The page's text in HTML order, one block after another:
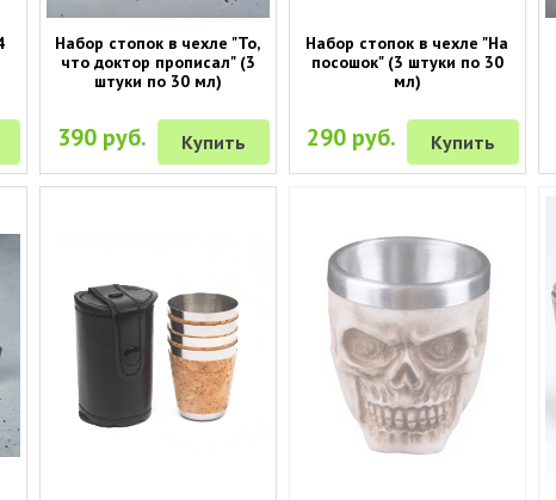
Набор стопок в чехле "То,
что доктор прописал" (3
штуки по 30 мл)
390 руб. Купить
Набор стопок в чехле "На
посошок" (3 штуки по 30
мл)
290 руб. Купить